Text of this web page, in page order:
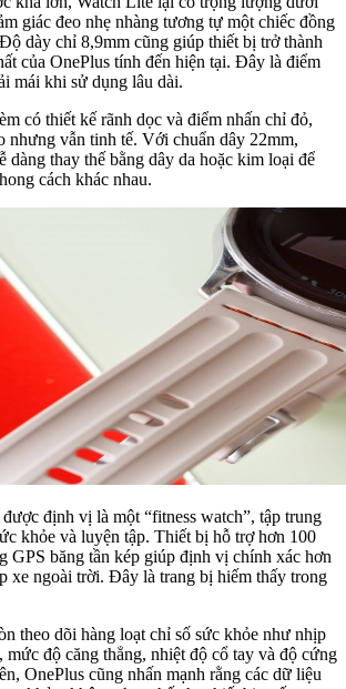
giác đeo nhẹ nhàng tương tự một chiếc đồng
dày chỉ 8,9mm cũng giúp thiết bị trở thành
của OnePlus tính đến hiện tại. Đây là điểm
mái khi sử dụng lâu dài.
có thiết kế rãnh dọc và điểm nhấn chỉ đỏ,
nhưng vẫn tinh tế. Với chuẩn dây 22mm,
dàng thay thế bằng dây da hoặc kim loại để
cách khác nhau.
định vị là một “fitness watch”, tập trung
khỏe và luyện tập. Thiết bị hỗ trợ hơn 100
GPS băng tần kép giúp định vị chính xác hơn
xe ngoài trời. Đây là trang bị hiếm thấy trong
theo dõi hàng loạt chỉ số sức khỏe như nhịp
mức độ căng thẳng, nhiệt độ cổ tay và độ cứng
OnePlus cũng nhấn mạnh rằng các dữ liệu